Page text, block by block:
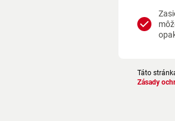
Táto
Zásady